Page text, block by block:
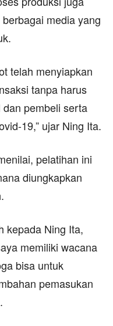
media yang
telah menyiapkan
tanpa harus
pembeli serta
19,” ujar Ning Ita.
pelatihan ini
diungkapkan
kepada Ning Ita,
memiliki wacana
bisa untuk
pemasukan